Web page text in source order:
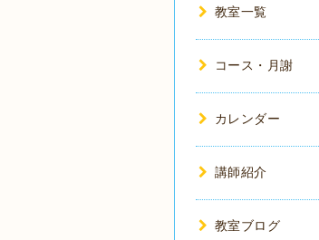
教室一覧
コース・月謝
カレンダー
講師紹介
教室ブログ